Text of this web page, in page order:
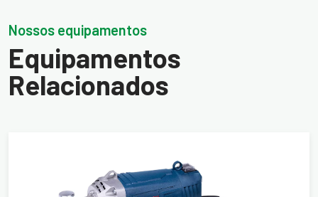
Nossos equipamentos
Equipamentos
Relacionados